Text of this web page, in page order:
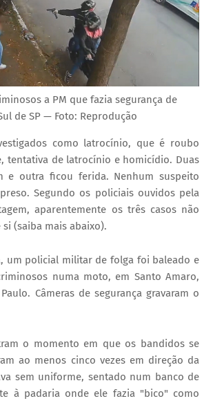
a PM que fazia segurança de
de SP — Foto: Reprodução
como latrocínio, que é roubo
tentativa de latrocínio e homicídio. Duas
e outra ficou ferida. Nenhum suspeito
Segundo os policiais ouvidos pela
aparentemente os três casos não
(saiba mais abaixo).
um policial militar de folga foi baleado e
numa moto, em Santo Amaro,
Câmeras de segurança gravaram o
o momento em que os bandidos se
ao menos cinco vezes em direção da
sem uniforme, sentado num banco de
à padaria onde ele fazia "bico" como